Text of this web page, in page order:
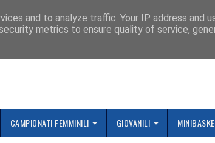
CAMPIONATI FEMMINILI GIOVANILI
and to analyze traffic. Your IP address and
metrics to ensure quality of service,